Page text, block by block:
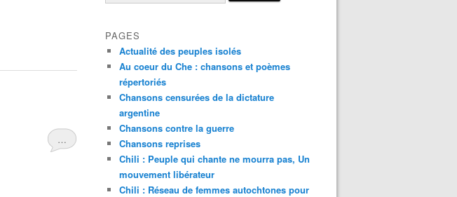
…
PAGES
Actualité des peuples isolés
Au coeur du Che : chansons et poèmes
répertoriés
Chansons censurées de la dictature
argentine
Chansons contre la guerre
Chansons reprises
Chili : Peuple qui chante ne mourra pas, Un
mouvement libérateur
Chili : Réseau de femmes autochtones pour